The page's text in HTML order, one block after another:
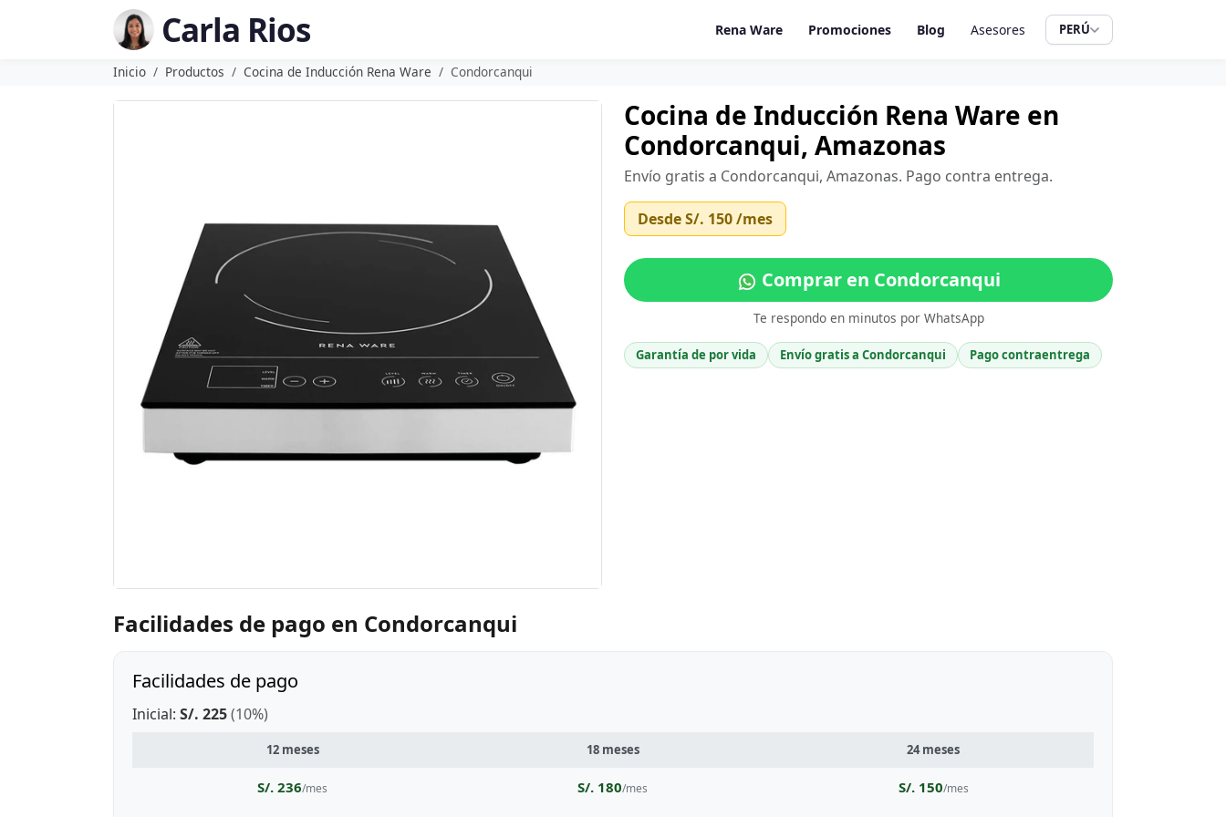
Carla Rios Rena Ware Promociones Blog Asesores PERÚ
Inicio Productos Cocina de Inducción Rena Ware Condorcanqui
Cocina de Inducción Rena Ware en
Condorcanqui, Amazonas
Envío gratis a Condorcanqui, Amazonas. Pago contra entrega.
DesdeS/. 150/mes
Comprar en Condorcanqui
Te respondo en minutos por WhatsApp
Garantía de por vida Envío gratis a Condorcanqui Pago contraentrega
Facilidades de pago en Condorcanqui
Facilidades de pago
Inicial: S/. 225(10%)
12 meses 18 meses 24 meses
S/. 236/mes S/. 180/mes S/. 150/mes